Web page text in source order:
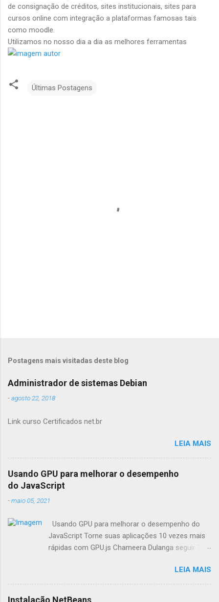
de consignação de créditos, sites institucionais, sites para
cursos online com integração a plataformas famosas tais
como moodle.
Utilizamos no nosso dia a dia as melhores ferramentas
Últimas Postagens
Postagens mais visitadas deste blog
Administrador de sistemas Debian
-agosto 22, 2018
Link curso Certificados net.br
LEIA MAIS
Usando GPU para melhorar o desempenho
do JavaScript
-maio 05, 2021
Usando GPU para melhorar o desempenho do
JavaScript Torne suas aplicações 10 vezes mais
rápidas com GPU.js Chameera Dulanga seguir 30
oportunidades para melhorar o desempenho da
aplicação. Quando se trata de aplicações web,
LEIA MAIS